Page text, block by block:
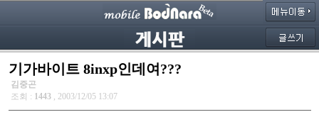
기가바이트 8inxp인데여???
김중곤
조회 : 1443 , 2003/12/05 13:07